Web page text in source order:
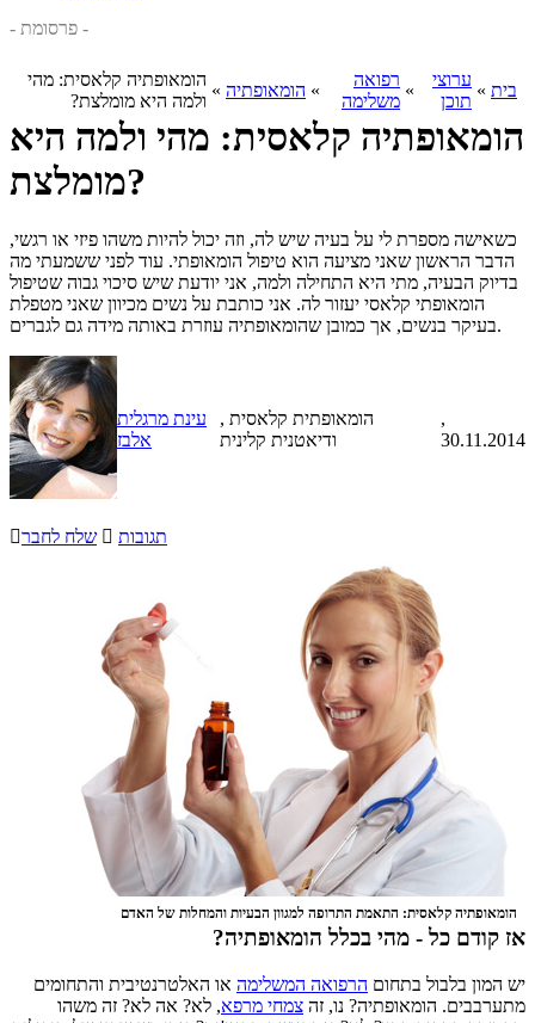
- פרסומת -
בית »
ערוצי
תוכן
»
רפואה
משלימה
» הומאופתיה »
הומאופתיה קלאסית: מהי
ולמה היא מומלצת?
הומאופתיה קלאסית: מהי ולמה היא
מומלצת?
כשאישה מספרת לי על בעיה שיש לה, וזה יכול להיות משהו פיזי או רגשי,
הדבר הראשון שאני מציעה הוא טיפול הומאופתי. עוד לפני ששמעתי מה
בדיוק הבעיה, מתי היא התחילה ולמה, אני יודעת שיש סיכוי גבוה שטיפול
הומאופתי קלאסי יעזור לה. אני כותבת על נשים מכיוון שאני מטפלת
בעיקר בנשים, אך כמובן שהומאופתיה עוזרת באותה מידה גם לגברים.
עינת מרגלית
אלבז
, הומאופתית קלאסית
ודיאטנית קלינית
,
30.11.2014
שלח לחבר  תגובות
הומאופתיה קלאסית: התאמת התרופה למגוון הבעיות והמחלות של האדם
אז קודם כל - מהי בכלל הומאופתיה?
יש המון בלבול בתחום הרפואה המשלימה או האלטרנטיבית והתחומים
מתערבבים. הומאופתיה? נו, זה צמחי מרפא, לא? אה לא? זה משהו